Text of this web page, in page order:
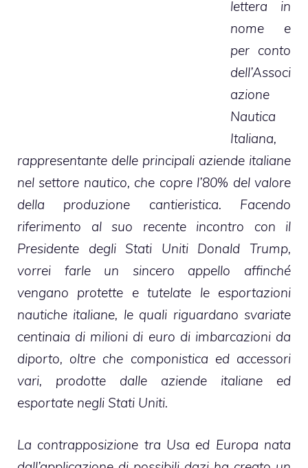
lettera in
nome e
per conto
dell’Associ
azione
Nautica
Italiana,
rappresentante delle principali aziende italiane
nel settore nautico, che copre l’80% del valore
della produzione cantieristica. Facendo
riferimento al suo recente incontro con il
Presidente degli Stati Uniti Donald Trump,
vorrei farle un sincero appello affinché
vengano protette e tutelate le esportazioni
nautiche italiane, le quali riguardano svariate
centinaia di milioni di euro di imbarcazioni da
diporto, oltre che componistica ed accessori
vari, prodotte dalle aziende italiane ed
esportate negli Stati Uniti.
La contrapposizione tra Usa ed Europa nata